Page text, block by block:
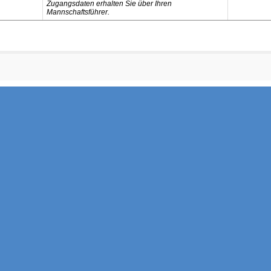
Zugangsdaten erhalten Sie über Ihren
Mannschaftsführer.